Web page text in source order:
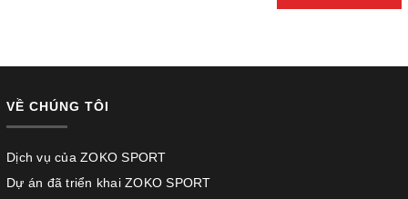
VỀ CHÚNG TÔI
Dịch vụ của ZOKO SPORT
Dự án đã triển khai ZOKO SPORT